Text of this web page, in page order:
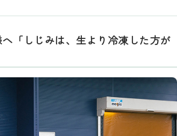
「しじみは、生より冷凍した方が